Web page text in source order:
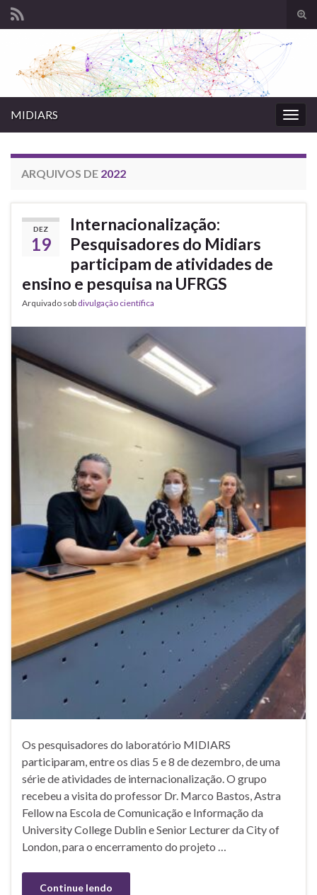
Search for:
MIDIARS
ARQUIVOS DE 2022
DEZ
19
Internacionalização:
Pesquisadores do Midiars
participam de atividades de
ensino e pesquisa na UFRGS
Arquivado sob divulgação científica
Os pesquisadores do laboratório MIDIARS
participaram, entre os dias 5 e 8 de dezembro, de uma
série de atividades de internacionalização. O grupo
recebeu a visita do professor Dr. Marco Bastos, Astra
Fellow na Escola de Comunicação e Informação da
University College Dublin e Senior Lecturer da City of
London, para o encerramento do projeto …
Continue lendo